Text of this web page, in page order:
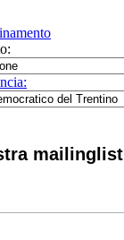
mailinglist